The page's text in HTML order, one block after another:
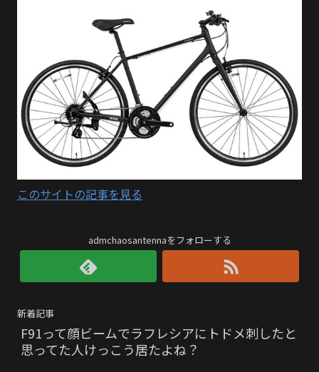
このサイトの記事を見る
admchaosantennaをフォローする
新着記事
F91って顔ビームでラフレシアにトドメ刺したと
思ってた人けっこう居たよね？